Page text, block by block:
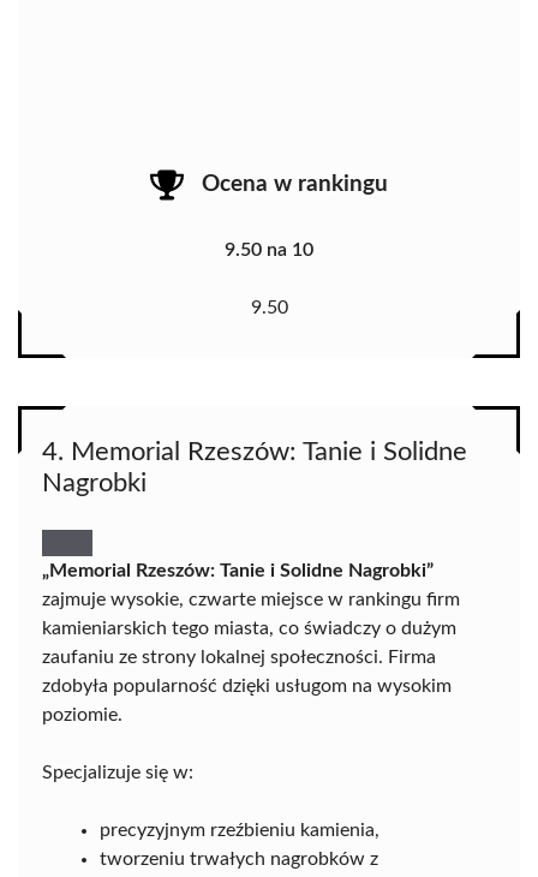
Ocena w rankingu
9.50 na 10
9.50
4. Memorial Rzeszów: Tanie i Solidne
Nagrobki
„Memorial Rzeszów: Tanie i Solidne Nagrobki”
zajmuje wysokie, czwarte miejsce w rankingu firm
kamieniarskich tego miasta, co świadczy o dużym
zaufaniu ze strony lokalnej społeczności. Firma
zdobyła popularność dzięki usługom na wysokim
poziomie.
Specjalizuje się w:
precyzyjnym rzeźbieniu kamienia,
tworzeniu trwałych nagrobków z